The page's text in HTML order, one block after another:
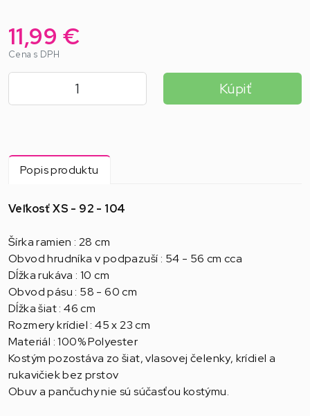
11,99 €
Cena s DPH
Kúpiť
Popis produktu
Veľkosť XS - 92 - 104
Šírka ramien : 28 cm
Obvod hrudníka v podpazuší : 54 - 56 cm cca
Dĺžka rukáva : 10 cm
Obvod pásu : 58 - 60 cm
Dĺžka šiat : 46 cm
Rozmery krídiel : 45 x 23 cm
Materiál : 100% Polyester
Kostým pozostáva zo šiat, vlasovej čelenky, krídiel a
rukavičiek bez prstov
Obuv a pančuchy nie sú súčasťou kostýmu.